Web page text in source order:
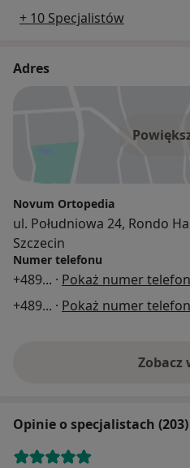
+ 10 Specjalistów
Adres
Novum Ortopedia
ul. Południowa 24, Rondo
Szczecin
Numer telefonu
+489... · Pokaż numer
+489... · Pokaż numer
Zobacz
Opinie o specjalistach (203)